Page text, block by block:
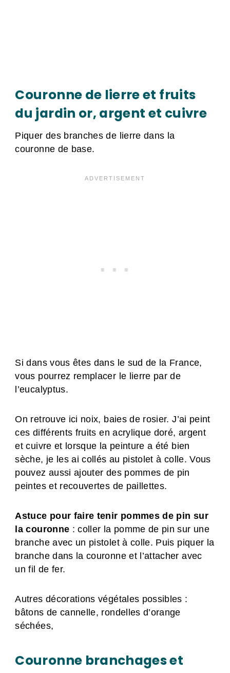
Couronne de lierre et fruits
du jardin or, argent et cuivre
Piquer des branches de lierre dans la
couronne de base.
Si dans vous êtes dans le sud de la France,
vous pourrez remplacer le lierre par de
l’eucalyptus.
On retrouve ici noix, baies de rosier. J’ai peint
ces différents fruits en acrylique doré, argent
et cuivre et lorsque la peinture a été bien
sèche, je les ai collés au pistolet à colle. Vous
pouvez aussi ajouter des pommes de pin
peintes et recouvertes de paillettes.
Astuce pour faire tenir pommes de pin sur
la couronne : coller la pomme de pin sur une
branche avec un pistolet à colle. Puis piquer la
branche dans la couronne et l’attacher avec
un fil de fer.
Autres décorations végétales possibles :
bâtons de cannelle, rondelles d’orange
séchées,
Couronne branchages et